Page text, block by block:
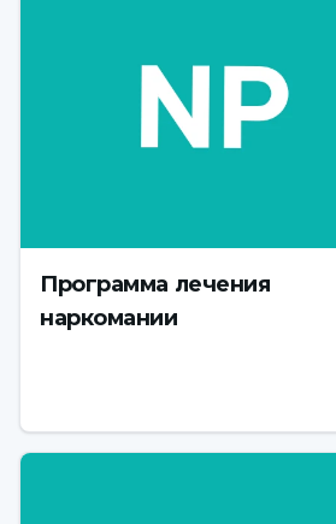
Программа лечения
наркомании